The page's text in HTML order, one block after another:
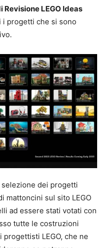
Revisione LEGO Ideas
i progetti che si sono
dei progetti
mattoncini sul sito LEGO
ad essere stati votati con
tutte le costruzioni
LEGO, che ne